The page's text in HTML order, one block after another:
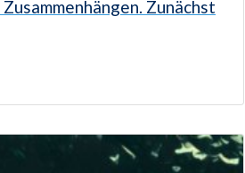
Zunächst